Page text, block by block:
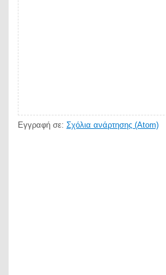
Εγγραφή σε: Σχόλια ανάρτησης (Atom)